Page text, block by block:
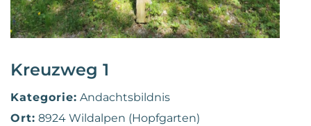
Kreuzweg 1
Kategorie: Andachtsbildnis
Ort: 8924 Wildalpen (Hopfgarten)